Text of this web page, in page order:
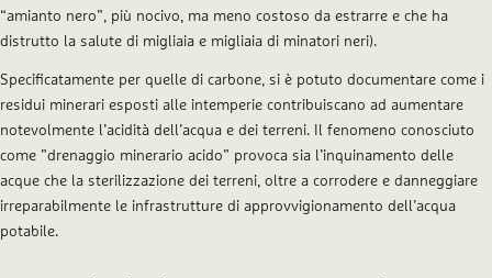
“amianto nero”, più nocivo, ma meno costoso da estrarre e che ha
distrutto la salute di migliaia e migliaia di minatori neri).
Specificatamente per quelle di carbone, si è potuto documentare come i
residui minerari esposti alle intemperie contribuiscano ad aumentare
notevolmente l’acidità dell’acqua e dei terreni. Il fenomeno conosciuto
come ”drenaggio minerario acido” provoca sia l’inquinamento delle
acque che la sterilizzazione dei terreni, oltre a corrodere e danneggiare
irreparabilmente le infrastrutture di approvvigionamento dell’acqua
potabile.